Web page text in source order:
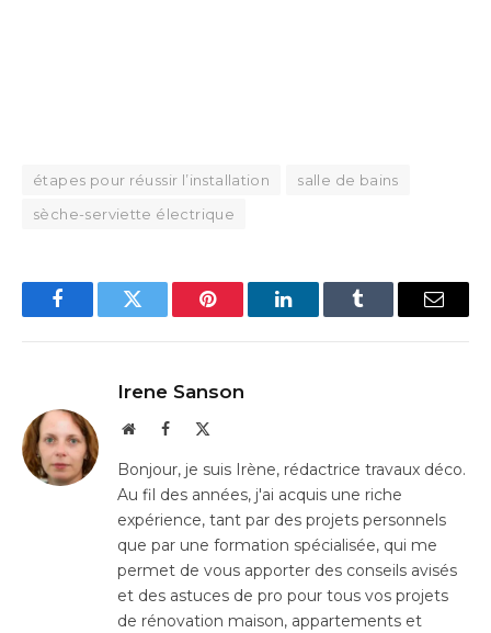
étapes pour réussir l’installation
salle de bains
sèche-serviette électrique
FacebookTwitter Pinterest LinkedInTumblr Email
Irene Sanson
WebsiteFacebook
Bonjour, je suis Irène, rédactrice travaux déco.
Au fil des années, j'ai acquis une riche
expérience, tant par des projets personnels
que par une formation spécialisée, qui me
permet de vous apporter des conseils avisés
et des astuces de pro pour tous vos projets
de rénovation maison, appartements et